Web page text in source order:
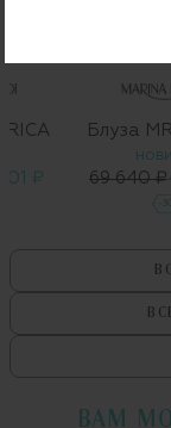
₽
Блуза
69 640 ₽
-
ВАМ